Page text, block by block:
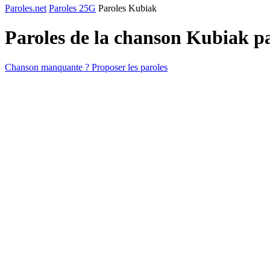
Paroles.net Paroles 25G Paroles Kubiak
Paroles de la chanson Kubiak
Chanson manquante ? Proposer les paroles